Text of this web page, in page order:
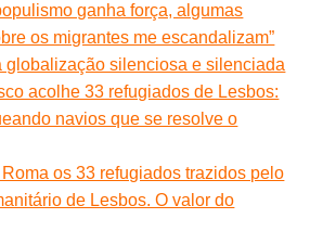
ganha força, algumas
os migrantes me escandalizam”
globalização silenciosa e silenciada
acolhe 33 refugiados de Lesbos:
navios que se resolve o
os 33 refugiados trazidos pelo
de Lesbos. O valor do